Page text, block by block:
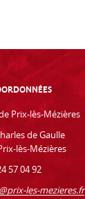
Prix-lès-Mézières
de Gaulle
lès-Mézières
57 04 92
les-mezieres.fr